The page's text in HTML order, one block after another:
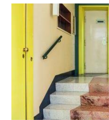
Verde Alpi. Marmo.